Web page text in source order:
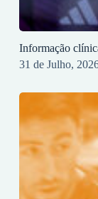
Informação
31 de Julho,